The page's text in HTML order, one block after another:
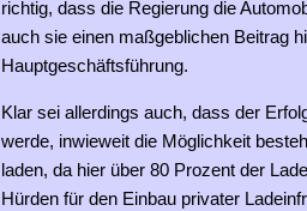
richtig, dass die Regierung die
auch sie einen maßgeblichen Beitrag
Hauptgeschäftsführung.
Klar sei allerdings auch, dass der
werde, inwieweit die Möglichkeit
laden, da hier über 80 Prozent der
Hürden für den Einbau privater